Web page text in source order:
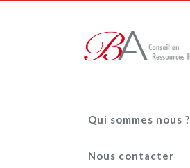
Qui sommes nous ?
Nous contacter